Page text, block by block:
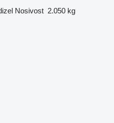
Nosivost 2.050 kg